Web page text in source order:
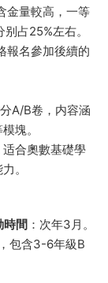
金量較高，一等
占25%左右。
報名參加後續的
A/B卷，内容涵
塊。
适合奧數基礎學
。
時間 ：次年3月。
包含3-6年級B